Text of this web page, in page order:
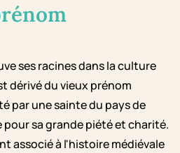
ses racines dans la culture
dérivé du vieux prénom
par une sainte du pays de
sa grande piété et charité.
associé à l'histoire médiévale